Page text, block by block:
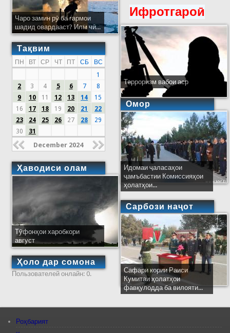
Чаро замин рӯ ба гармои
шадид овардааст? Илм чӣ...
Тақвим
ПН ВТ СР ЧТ ПТ СБ
ВС
1
2
3 4 5 6 7
8
9
10 11 12 13 14
15
16
17 18 19 20 21
22
23
24 25 26 27 28
29
30
31
December 2024
Ҳаводиси олам
Тӯфонҳои харобкори
август
Ҳоло дар сомона
Пользователей онлайн: 0.
Ифротгароӣ
Терроризм вабои аср
Омор
Идомаи ҷаласаҳои
ҷамъбастии Комиссияҳои
ҳолатҳои...
Сарбози наҷот
Сафари кории Раиси
Кумитаи ҳолатҳои
фавқулодда ба вилояти...
Роҳбарият